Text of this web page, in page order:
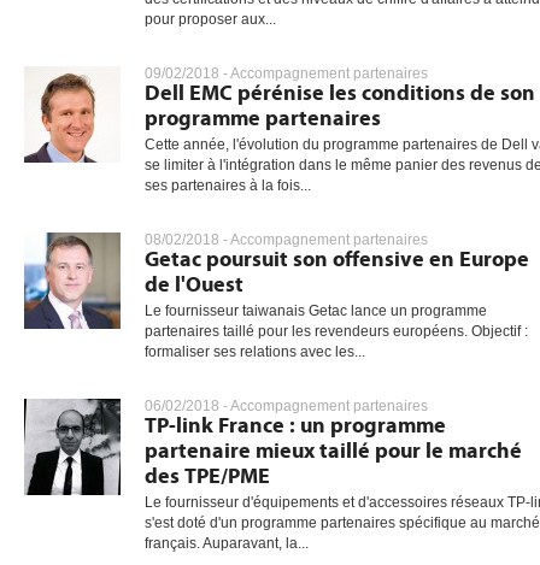
pour proposer aux...
09/02/2018 -Accompagnement partenaires
Dell EMC pérénise les conditions de son
programme partenaires
Cette année, l'évolution du programme partenaires de Dell
se limiter à l'intégration dans le même panier des revenus
ses partenaires à la fois...
08/02/2018 -Accompagnement partenaires
Getac poursuit son offensive en Europe
de l'Ouest
Le fournisseur taiwanais Getac lance un programme
partenaires taillé pour les revendeurs européens. Objectif :
formaliser ses relations avec les...
06/02/2018 -Accompagnement partenaires
TP-link France : un programme
partenaire mieux taillé pour le marché
des TPE/PME
Le fournisseur d'équipements et d'accessoires réseaux TP-
s'est doté d'un programme partenaires spécifique au marché
français. Auparavant, la...